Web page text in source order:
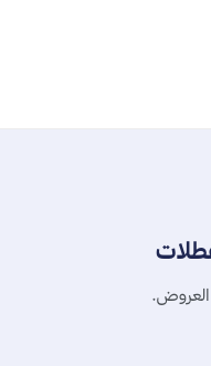
العروض.